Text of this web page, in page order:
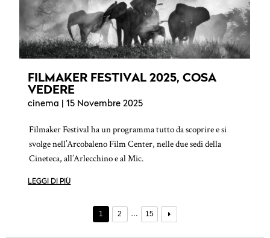
FILMAKER FESTIVAL 2025, COSA
VEDERE
cinema | 15 Novembre 2025
Filmaker Festival ha un programma tutto da scoprire e si
svolge nell’Arcobaleno Film Center, nelle due sedi della
Cineteca, all’Arlecchino e al Mic.
LEGGI DI PIÙ
1 2 … 15